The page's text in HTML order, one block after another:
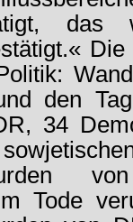
den
34
Tode